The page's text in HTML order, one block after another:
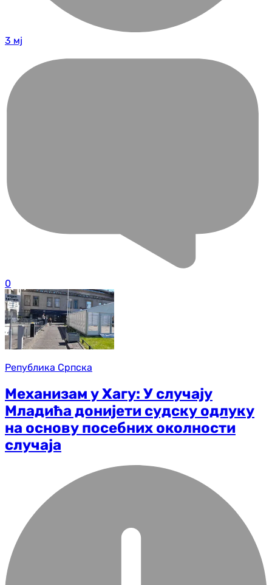
3 мј
0
Република Српска
Механизам у Хагу: У случају
Младића донијети судску одлуку
на основу посебних околности
случаја